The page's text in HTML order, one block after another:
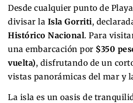
Desde cualquier punto de
divisar la Isla Gorriti,
Histórico Nacional. Para
una embarcación por $350
vuelta), disfrutando de un
vistas panorámicas del mar y
La isla es un oasis de